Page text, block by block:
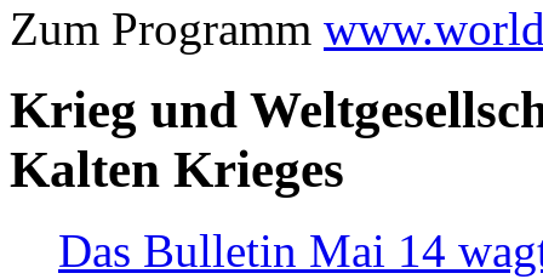
Zum Programm
Krieg und
Kalten Krieges
Das Bulletin Mai 14